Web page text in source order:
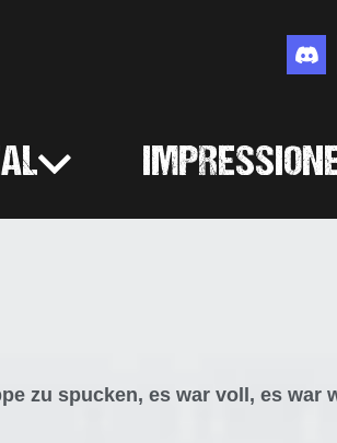
zu spucken, es war voll, es war